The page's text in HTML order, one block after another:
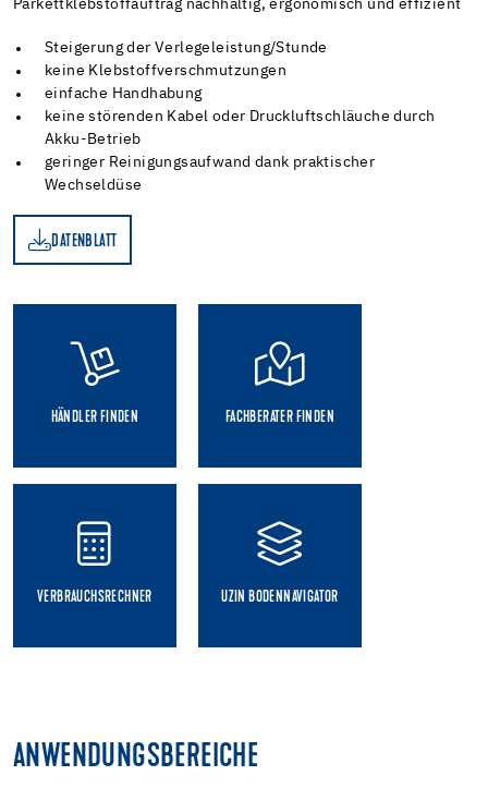
Parkettklebstoffauftrag nachhaltig, ergonomisch und effizient
Steigerung der Verlegeleistung/Stunde
keine Klebstoffverschmutzungen
einfache Handhabung
keine störenden Kabel oder Druckluftschläuche durch
Akku-Betrieb
geringer Reinigungsaufwand dank praktischer
Wechseldüse
DATENBLATT
HÄNDLER FINDEN FACHBERATER FINDEN
VERBRAUCHSRECHNER UZIN BODENNAVIGATOR
ANWENDUNGSBEREICHE